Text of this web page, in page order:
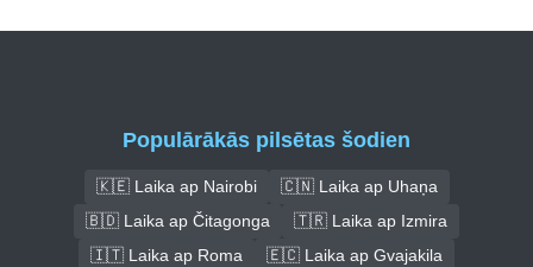
Populārākās pilsētas šodien
🇰🇪 Laika ap Nairobi
🇨🇳 Laika ap Uhaņa
🇧🇩 Laika ap Čitagonga
🇹🇷 Laika ap Izmira
🇮🇹 Laika ap Roma
🇪🇨 Laika ap Gvajakila